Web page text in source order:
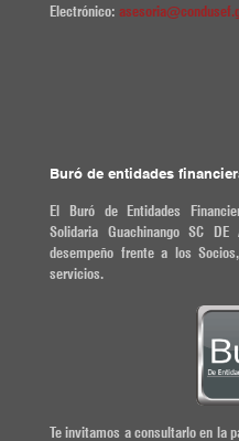
Electrónico:
Buró de entidades
El Buró de Entidades
Solidaria Guachinango SC
desempeño frente a los
servicios.
Te invitamos a consultarlo en la